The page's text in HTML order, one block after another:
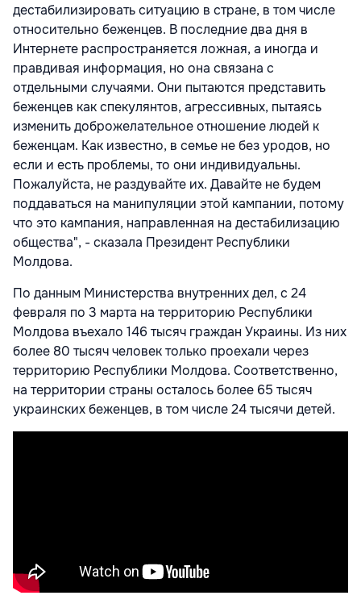
дестабилизировать ситуацию в стране, в том числе
относительно беженцев. В последние два дня в
Интернете распространяется ложная, а иногда и
правдивая информация, но она связана с
отдельными случаями. Они пытаются представить
беженцев как спекулянтов, агрессивных, пытаясь
изменить доброжелательное отношение людей к
беженцам. Как известно, в семье не без уродов, но
если и есть проблемы, то они индивидуальны.
Пожалуйста, не раздувайте их. Давайте не будем
поддаваться на манипуляции этой кампании, потому
что это кампания, направленная на дестабилизацию
общества", - сказала Президент Республики
Молдова.
По данным Министерства внутренних дел, с 24
февраля по 3 марта на территорию Республики
Молдова въехало 146 тысяч граждан Украины. Из них
более 80 тысяч человек только проехали через
территорию Республики Молдова. Соответственно,
на территории страны осталось более 65 тысяч
украинских беженцев, в том числе 24 тысячи детей.